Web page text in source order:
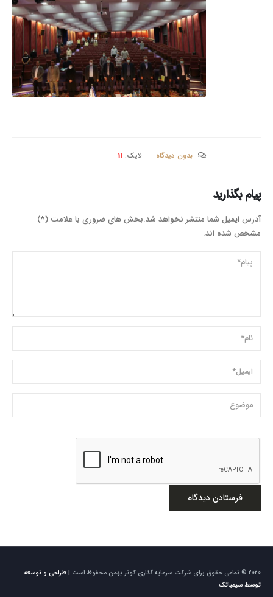
بدون دیدگاه لایک: 11
پیام بگذارید
آدرس ایمیل شما منتشر نخواهد شد.بخش های ضروری با علامت (*)
مشخص شده اند.
2020 © تمامی حقوق برای شرکت سرمایه گذاری کوثر بهمن محفوظ است
| طراحی و توسعه
توسط سیمیاتک